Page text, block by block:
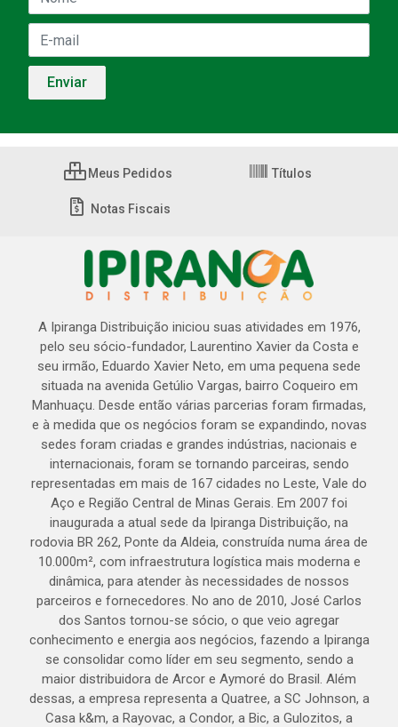
Meus Pedidos Títulos
Notas Fiscais
A Ipiranga Distribuição iniciou suas atividades em 1976,
pelo seu sócio-fundador, Laurentino Xavier da Costa e
seu irmão, Eduardo Xavier Neto, em uma pequena sede
situada na avenida Getúlio Vargas, bairro Coqueiro em
Manhuaçu. Desde então várias parcerias foram firmadas,
e à medida que os negócios foram se expandindo, novas
sedes foram criadas e grandes indústrias, nacionais e
internacionais, foram se tornando parceiras, sendo
representadas em mais de 167 cidades no Leste, Vale do
Aço e Região Central de Minas Gerais. Em 2007 foi
inaugurada a atual sede da Ipiranga Distribuição, na
rodovia BR 262, Ponte da Aldeia, construída numa área de
10.000m², com infraestrutura logística mais moderna e
dinâmica, para atender às necessidades de nossos
parceiros e fornecedores. No ano de 2010, José Carlos
dos Santos tornou-se sócio, o que veio agregar
conhecimento e energia aos negócios, fazendo a Ipiranga
se consolidar como líder em seu segmento, sendo a
maior distribuidora de Arcor e Aymoré do Brasil. Além
dessas, a empresa representa a Quatree, a SC Johnson, a
Casa k&m, a Rayovac, a Condor, a Bic, a Gulozitos, a